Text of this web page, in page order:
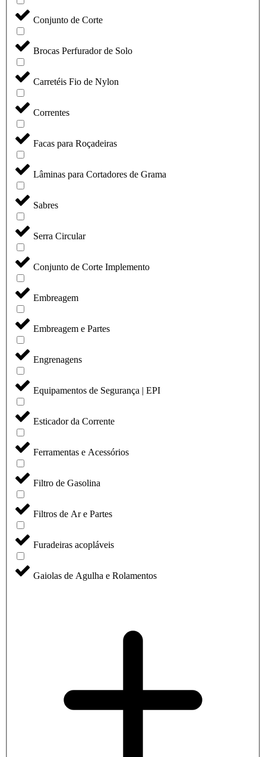
Conjunto de Corte
Brocas Perfurador de Solo
Carretéis Fio de Nylon
Correntes
Facas para Roçadeiras
Lâminas para Cortadores de Grama
Sabres
Serra Circular
Conjunto de Corte Implemento
Embreagem
Embreagem e Partes
Engrenagens
Equipamentos de Segurança | EPI
Esticador da Corrente
Ferramentas e Acessórios
Filtro de Gasolina
Filtros de Ar e Partes
Furadeiras acopláveis
Gaiolas de Agulha e Rolamentos